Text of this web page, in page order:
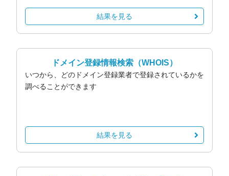
結果を見る
ドメイン登録情報検索 （WHOIS）
いつから、どのドメイン登録業者で登録されているかを
調べることができます
結果を見る